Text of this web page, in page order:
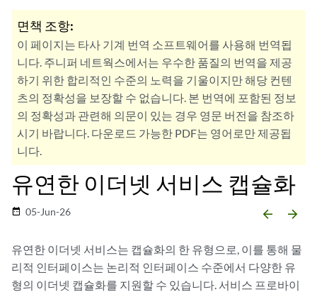
면책 조항:
이 페이지는 타사 기계 번역 소프트웨어를 사용해 번역됩
니다. 주니퍼 네트웍스에서는 우수한 품질의 번역을 제공
하기 위한 합리적인 수준의 노력을 기울이지만 해당 컨텐
츠의 정확성을 보장할 수 없습니다. 본 번역에 포함된 정보
의 정확성과 관련해 의문이 있는 경우 영문 버전을 참조하
시기 바랍니다. 다운로드 가능한 PDF는 영어로만 제공됩
니다.
유연한 이더넷 서비스 캡슐화
date_range 05-Jun-26 arrow_backward arrow_forward
유연한 이더넷 서비스는 캡슐화의 한 유형으로, 이를 통해 물
리적 인터페이스는 논리적 인터페이스 수준에서 다양한 유
형의 이더넷 캡슐화를 지원할 수 있습니다. 서비스 프로바이